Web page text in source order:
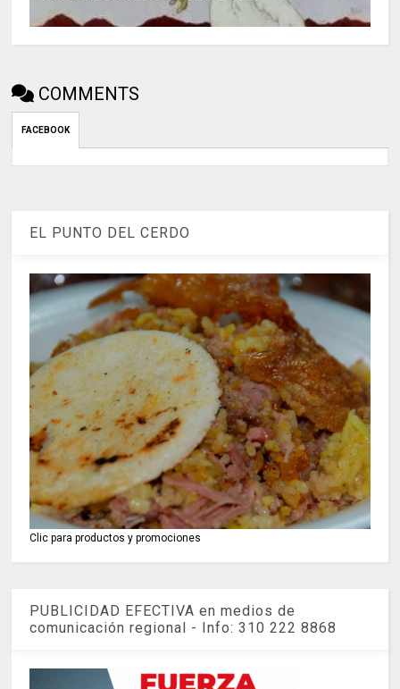
COMMENTS
FACEBOOK
EL PUNTO DEL CERDO
Clic para productos y promociones
PUBLICIDAD EFECTIVA en medios de
comunicación regional - Info: 310 222 8868